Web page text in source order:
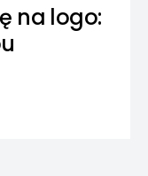
na logo: